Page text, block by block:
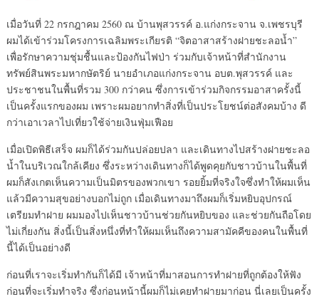
เมื่อวันที่ 22 กรกฎาคม 2560 ณ บ้านพุสวรรค์ อ.แก่งกระจาน จ.เพชรบุรี
ผมได้เข้าร่วมโครงการเฉลิมพระเกียรติ “จิตอาสาสร้างฝายชะลอน้ำ”
เพื่อรักษาความชุ่มชื้นและป้องกันไฟป่า ร่วมกับเจ้าหน้าที่สำนักงาน
ทรัพย์สินพระมหากษัตริย์ นายอำเภอแก่งกระจาน อบต.พุสวรรค์ และ
ประชาชนในพื้นที่รวม 300 กว่าคน ซึ่งการเข้าร่วมกิจกรรมอาสาครั้งนี้
เป็นครั้งแรกของผม เพราะผมอยากทำสิ่งที่เป็นประโยชน์ต่อสังคมบ้าง ดี
กว่าเอาเวลาไปเที่ยวใช้จ่ายเงินฟุ่มเฟือย
เมื่อเปิดพิธีเสร็จ ผมก็ได้ร่วมกันปล่อยปลา และเดินทางไปสร้างฝายชะลอ
น้ำในบริเวณใกล้เคียง ซึ่งระหว่างเดินทางก็ได้พูดคุยกับชาวบ้านในพื้นที่
ผมก็สังเกตเห็นความเป็นมิตรของพวกเขา รอยยิ้มที่จริงใจซึ่งทำให้ผมเห็น
แล้วมีความสุขอย่างบอกไม่ถูก เมื่อเดินทางมาถึงผมก็เริ่มหยิบอุปกรณ์
เตรียมทำฝาย ผมมองไปเห็นชาวบ้านช่วยกันหยิบของ และช่วยกันถือโดย
ไม่เกี่ยงกัน สิ่งนี้เป็นสิ่งหนึ่งที่ทำให้ผมเห็นถึงความสามัคคีของคนในพื้นที่
นี้ได้เป็นอย่างดี
ก่อนที่เราจะเริ่มทำกันก็ได้มี เจ้าหน้าที่มาสอนการทำฝายที่ถูกต้องให้ฟัง
ก่อนที่จะเริ่มทำจริง ซึ่งก่อนหน้านี้ผมก็ไม่เคยทำฝายมาก่อน นี่เลยเป็นครั้ง